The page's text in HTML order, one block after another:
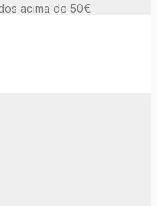
acima de 50€